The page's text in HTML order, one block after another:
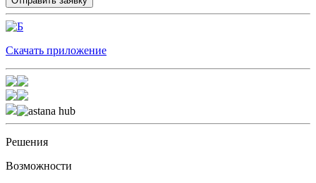
Скачать приложение
Решения
Возможности